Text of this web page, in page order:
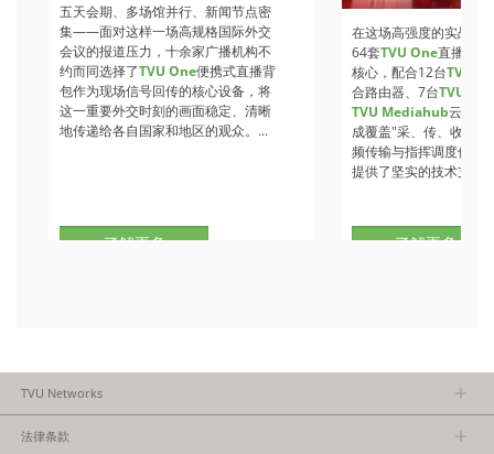
五天会期、多场馆并行、新闻节点密
集——面对这样一场高规格国际外交
会议的报道压力，十余家广播机构不
约而同选择了TVU One便携式直播背
包作为现场信号回传的核心设备，将
这一重要外交时刻的画面稳定、清晰
地传递给各自国家和地区的观众。...
了解更多
在这场高强度的实战检
64套TVU One直播背
核心，配合12台TVU
合路由器、7台TVU
TVU Mediahub云调度
成覆盖"采、传、收、
频传输与指挥调度保障
提供了坚实的技术支撑
了解更多
TVU Networks
法律条款